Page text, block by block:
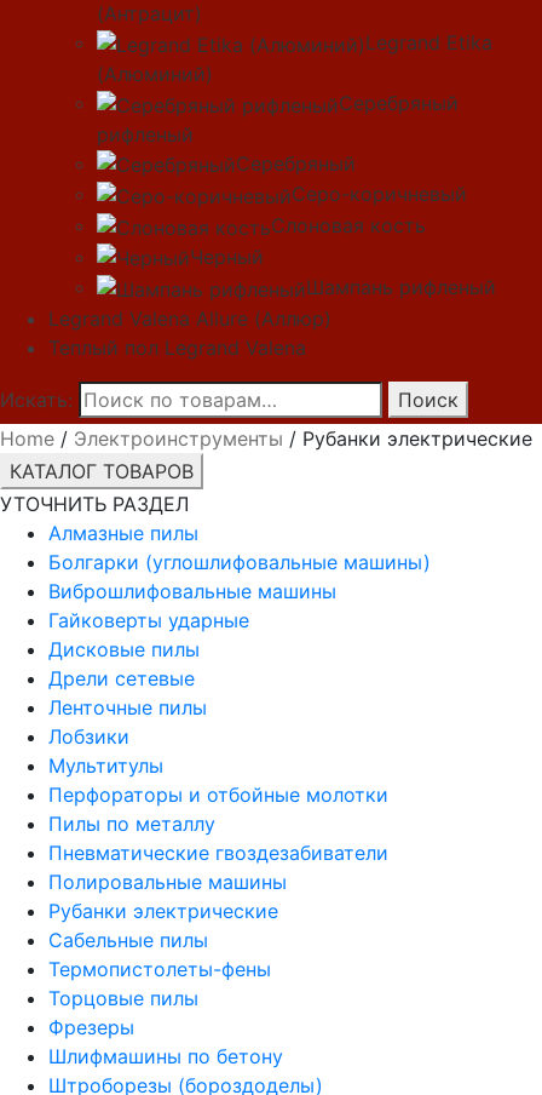
(Антрацит)
Legrand Etika
(Алюминий)
Серебряный
рифленый
Серебряный
Серо-коричневый
Слоновая кость
Черный
Шампань рифленый
Legrand Valena Allure (Аллюр)
Теплый пол Legrand Valena
Искать:
Поиск
Home / Электроинструменты / Рубанки электрические
КАТАЛОГ ТОВАРОВ
УТОЧНИТЬ РАЗДЕЛ
Алмазные пилы
Болгарки (углошлифовальные машины)
Виброшлифовальные машины
Гайковерты ударные
Дисковые пилы
Дрели сетевые
Ленточные пилы
Лобзики
Мультитулы
Перфораторы и отбойные молотки
Пилы по металлу
Пневматические гвоздезабиватели
Полировальные машины
Рубанки электрические
Сабельные пилы
Термопистолеты-фены
Торцовые пилы
Фрезеры
Шлифмашины по бетону
Штроборезы (бороздоделы)